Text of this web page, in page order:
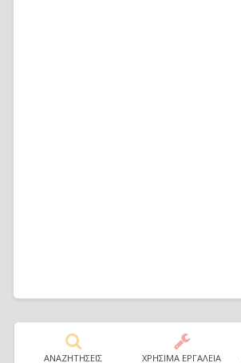
ΑΝΑΖΗΤΗΣΕΙΣ ΧΡΗΣΙΜΑ ΕΡΓΑΛΕΙΑ